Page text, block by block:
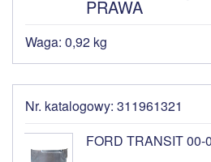
PRAWA
Waga: 0,92 kg
Nr. katalogowy: 311961321
FORD TRANSIT 00-